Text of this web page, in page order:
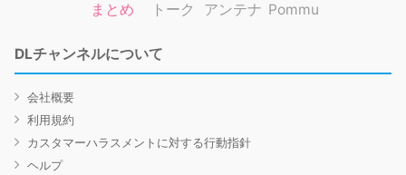
まとめ トーク アンテナ Pommu
DLチャンネルについて
会社概要
利用規約
カスタマーハラスメントに対する行動指針
ヘルプ